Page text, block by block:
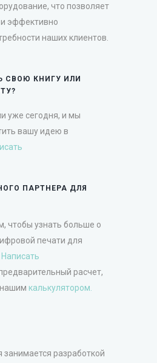
что позволяет
эффективно
наших клиентов.
СВОЮ КНИГУ ИЛИ
уже сегодня, и мы
вашу идею в
ПАРТНЕРА ДЛЯ
чтобы узнать больше о
печати для
Написать
расчет,
нашим калькулятором.
занимается разработкой